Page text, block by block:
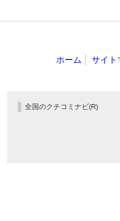
ホーム サイト
全国のクチコミナビ(R)